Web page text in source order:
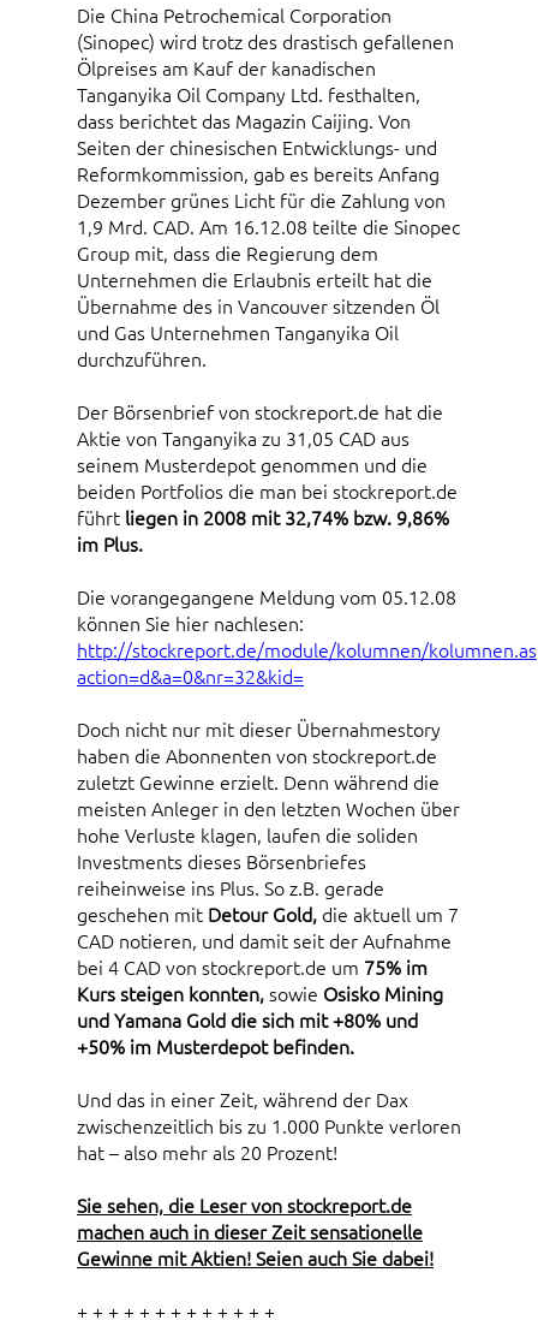
Die China Petrochemical Corporation
(Sinopec) wird trotz des drastisch gefallenen
Ölpreises am Kauf der kanadischen
Tanganyika Oil Company Ltd. festhalten,
dass berichtet das Magazin Caijing. Von
Seiten der chinesischen Entwicklungs- und
Reformkommission, gab es bereits Anfang
Dezember grünes Licht für die Zahlung von
1,9 Mrd. CAD. Am 16.12.08 teilte die Sinopec
Group mit, dass die Regierung dem
Unternehmen die Erlaubnis erteilt hat die
Übernahme des in Vancouver sitzenden Öl
und Gas Unternehmen Tanganyika Oil
durchzuführen.
Der Börsenbrief von stockreport.de hat die
Aktie von Tanganyika zu 31,05 CAD aus
seinem Musterdepot genommen und die
beiden Portfolios die man bei stockreport.de
führt liegen in 2008 mit 32,74% bzw. 9,86%
im Plus.
Die vorangegangene Meldung vom 05.12.08
können Sie hier nachlesen:
http://stockreport.de/module/kolumnen/
action=d&a=0&nr=32&kid=
Doch nicht nur mit dieser Übernahmestory
haben die Abonnenten von stockreport.de
zuletzt Gewinne erzielt. Denn während die
meisten Anleger in den letzten Wochen über
hohe Verluste klagen, laufen die soliden
Investments dieses Börsenbriefes
reiheinweise ins Plus. So z.B. gerade
geschehen mit Detour Gold, die aktuell um 7
CAD notieren, und damit seit der Aufnahme
bei 4 CAD von stockreport.de um 75% im
Kurs steigen konnten,sowie Osisko Mining
und Yamana Gold die sich mit +80% und
+50% im Musterdepot befinden.
Und das in einer Zeit, während der Dax
zwischenzeitlich bis zu 1.000 Punkte verloren
hat – also mehr als 20 Prozent!
Sie sehen, die Leser von stockreport.de
machen auch in dieser Zeit sensationelle
Gewinne mit Aktien! Seien auch Sie dabei!
+ + + + + + + + + + + + +